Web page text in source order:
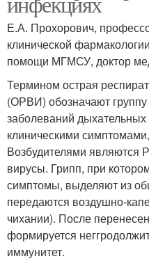
Е.А. Прохорович,
клинической
помощи МГМСУ, доктор
Термином острая
(ОРВИ) обозначают
заболеваний
клиническими
Возбудителями
вирусы. Грипп, при
симптомы, выделяют из
передаются воздушно-
чихании). После
формируется
иммунитет.